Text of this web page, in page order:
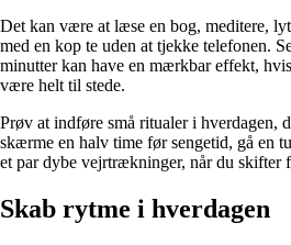
Det kan være at læse en bog, meditere,
med en kop te uden at tjekke telefonen.
minutter kan have en mærkbar effekt,
være helt til stede.
Prøv at indføre små ritualer i hverdagen,
skærme en halv time før sengetid, gå en
et par dybe vejrtrækninger, når du skifter
Skab rytme i hverdagen